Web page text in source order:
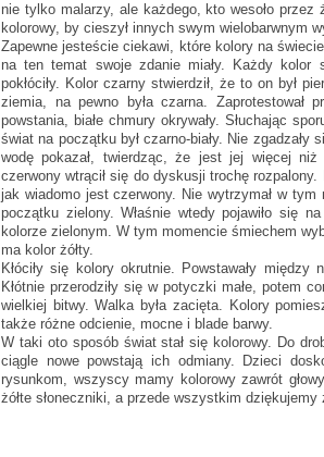
nie tylko malarzy, ale każdego, kto wesoło
kolorowy, by cieszył innych swym wielobarwnym
Zapewne jesteście ciekawi, które kolory na
na ten temat swoje zdanie miały. Każdy kolor
pokłóciły. Kolor czarny stwierdził, że to on był
ziemia, na pewno była czarna. Zaprotestował
powstania, białe chmury okrywały. Słuchając
świat na początku był czarno-biały. Nie
wodę pokazał, twierdząc, że jest jej więcej
czerwony wtrącił się do dyskusji trochę
jak wiadomo jest czerwony. Nie wytrzymał w
początku zielony. Właśnie wtedy pojawiło się
kolorze zielonym. W tym momencie śmiechem
ma kolor żółty.
Kłóciły się kolory okrutnie. Powstawały
Kłótnie przerodziły się w potyczki małe, potem
wielkiej bitwy. Walka była zacięta. Kolory
także różne odcienie, mocne i blade barwy.
W taki oto sposób świat stał się kolorowy. Do
ciągle nowe powstają ich odmiany. Dzieci
rysunkom, wszyscy mamy kolorowy zawrót
żółte słoneczniki, a przede wszystkim